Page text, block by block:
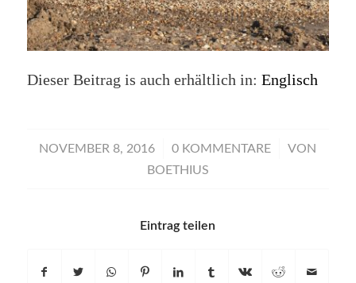
Dieser Beitrag is auch erhältlich in: Englisch
NOVEMBER 8, 2016
/ 0 KOMMENTARE
/
VON
BOETHIUS
Eintrag teilen